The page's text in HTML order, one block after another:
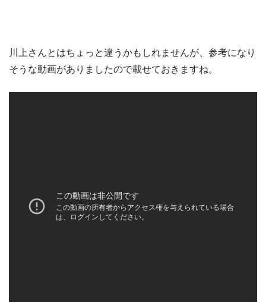
川上さんとはちょっと違うかもしれませんが、参考になり
そうな動画がありましたので載せておきますね。